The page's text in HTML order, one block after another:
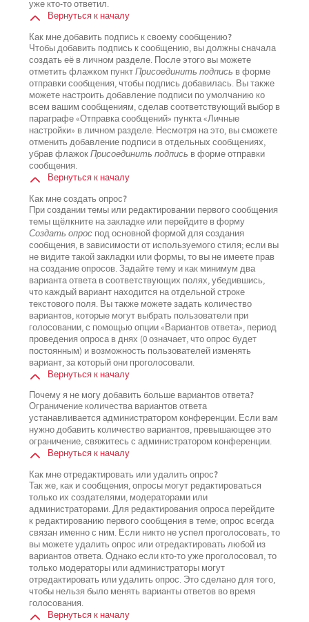
уже кто-то ответил.
Вернуться к началу
Как мне добавить подпись к своему сообщению?
Чтобы добавить подпись к сообщению, вы должны сначала
создать её в личном разделе. После этого вы можете
отметить флажком пунктПрисоединить подпись в форме
отправки сообщения, чтобы подпись добавилась. Вы также
можете настроить добавление подписи по умолчанию ко
всем вашим сообщениям, сделав соответствующий выбор в
параграфе «Отправка сообщений» пункта «Личные
настройки» в личном разделе. Несмотря на это, вы сможете
отменить добавление подписи в отдельных сообщениях,
убрав флажокПрисоединить подпись в форме отправки
сообщения.
Вернуться к началу
Как мне создать опрос?
При создании темы или редактировании первого сообщения
темы щёлкните на закладке или перейдите в форму
Создать опроспод основной формой для создания
сообщения, в зависимости от используемого стиля; если вы
не видите такой закладки или формы, то вы не имеете прав
на создание опросов. Задайте тему и как минимум два
варианта ответа в соответствующих полях, убедившись,
что каждый вариант находится на отдельной строке
текстового поля. Вы также можете задать количество
вариантов, которые могут выбрать пользователи при
голосовании, с помощью опции «Вариантов ответа», период
проведения опроса в днях (0 означает, что опрос будет
постоянным) и возможность пользователей изменять
вариант, за который они проголосовали.
Вернуться к началу
Почему я не могу добавить больше вариантов ответа?
Ограничение количества вариантов ответа
устанавливается администратором конференции. Если вам
нужно добавить количество вариантов, превышающее это
ограничение, свяжитесь с администратором конференции.
Вернуться к началу
Как мне отредактировать или удалить опрос?
Так же, как и сообщения, опросы могут редактироваться
только их создателями, модераторами или
администраторами. Для редактирования опроса перейдите
к редактированию первого сообщения в теме; опрос всегда
связан именно с ним. Если никто не успел проголосовать, то
вы можете удалить опрос или отредактировать любой из
вариантов ответа. Однако если кто-то уже проголосовал, то
только модераторы или администраторы могут
отредактировать или удалить опрос. Это сделано для того,
чтобы нельзя было менять варианты ответов во время
голосования.
Вернуться к началу